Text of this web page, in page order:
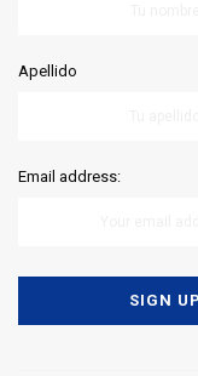
Apellido
Email address: